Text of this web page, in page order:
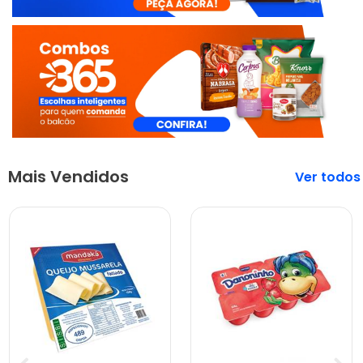
Mais Vendidos